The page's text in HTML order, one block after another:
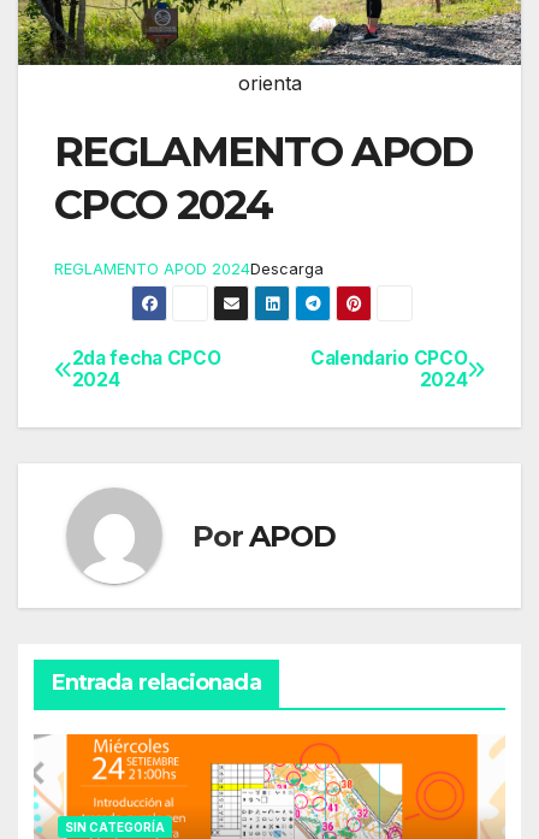
orienta
REGLAMENTO APOD
CPCO 2024
REGLAMENTO APOD 2024Descarga
Navegación
de
Calendario CPCO
2024
2da fecha CPCO
2024
PorAPOD
Entrada relacionada
SIN CATEGORÍA